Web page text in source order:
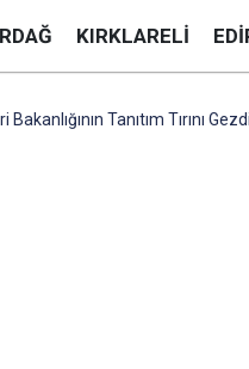
KIRKLARELI
Tanıtım Tırını Gezdi